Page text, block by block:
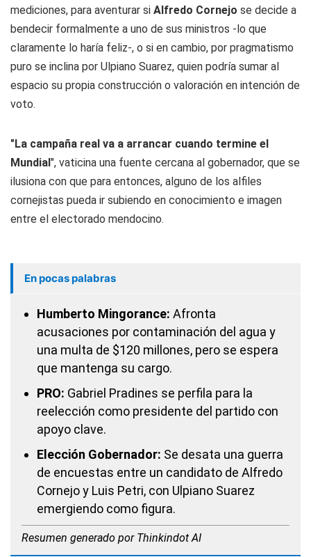
mediciones, para aventurar si Alfredo Cornejo se decide a
bendecir formalmente a uno de sus ministros -lo que
claramente lo haría feliz-, o si en cambio, por pragmatismo
puro se inclina por Ulpiano Suarez, quien podría sumar al
espacio su propia construcción o valoración en intención de
voto.
"La campaña real va a arrancar cuando termine el
Mundial", vaticina una fuente cercana al gobernador, que se
ilusiona con que para entonces, alguno de los alfiles
cornejistas pueda ir subiendo en conocimiento e imagen
entre el electorado mendocino.
En pocas palabras
Humberto Mingorance: Afronta
acusaciones por contaminación del agua y
una multa de $120 millones, pero se espera
que mantenga su cargo.
PRO: Gabriel Pradines se perfila para la
reelección como presidente del partido con
apoyo clave.
Elección Gobernador: Se desata una guerra
de encuestas entre un candidato de Alfredo
Cornejo y Luis Petri, con Ulpiano Suarez
emergiendo como figura.
Resumen generado por Thinkindot AI